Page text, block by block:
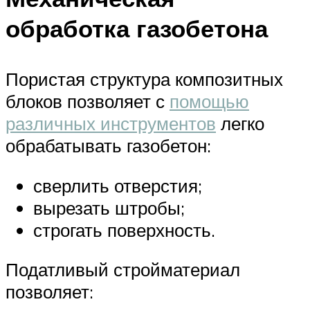
обработка газобетона
Пористая структура композитных
блоков позволяет с помощью
различных инструментов легко
обрабатывать газобетон:
сверлить отверстия;
вырезать штробы;
строгать поверхность.
Податливый стройматериал
позволяет: